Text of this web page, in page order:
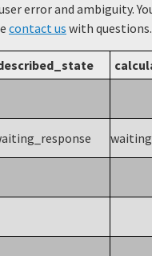
error and ambiguity.
contact us with questions.